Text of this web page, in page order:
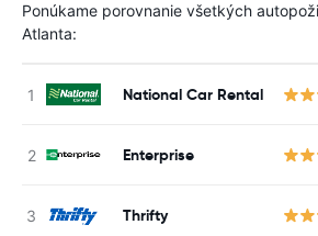
Ponúkame porovnanie všetkých
Atlanta:
National Car Rental
Enterprise
Thrifty